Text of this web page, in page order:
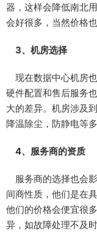
器，这样会降低南北
会好很多，当然价格也
3、机房选择
现在数据中心机房
硬件配置和售后服务
大的差异。机房涉及
降温除尘，防静电等多
4、服务商的资质
服务商的选择也会
间商性质，他们是在
他们的价格会便宜很
异，如故障处理不及